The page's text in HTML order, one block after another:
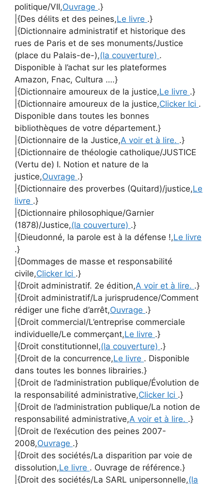
politique/VII,Ouvrage .}
|{Des délits et des peines,Le livre .}
|{Dictionnaire administratif et historique des
rues de Paris et de ses monuments/Justice
(place du Palais-de-),(la couverture) .
Disponible à l’achat sur les plateformes
Amazon, Fnac, Cultura ….}
|{Dictionnaire amoureux de la justice,Le livre .}
|{Dictionnaire amoureux de la justice,Clicker Ici .
Disponible dans toutes les bonnes
bibliothèques de votre département.}
|{Dictionnaire de la Justice,A voir et à lire. .}
|{Dictionnaire de théologie catholique/JUSTICE
(Vertu de) I. Notion et nature de la
justice,Ouvrage .}
|{Dictionnaire des proverbes (Quitard)/justice,Le
livre .}
|{Dictionnaire philosophique/Garnier
(1878)/Justice,(la couverture) .}
|{Dieudonné, la parole est à la défense !,Le livre
.}
|{Dommages de masse et responsabilité
civile,Clicker Ici .}
|{Droit administratif. 2e édition,A voir et à lire. .}
|{Droit administratif/La jurisprudence/Comment
rédiger une fiche d’arrêt,Ouvrage .}
|{Droit commercial/L’entreprise commerciale
individuelle/Le commerçant,Le livre .}
|{Droit constitutionnel,(la couverture) .}
|{Droit de la concurrence,Le livre . Disponible
dans toutes les bonnes librairies.}
|{Droit de l’administration publique/Évolution de
la responsabilité administrative,Clicker Ici .}
|{Droit de l’administration publique/La notion de
responsabilité administrative,A voir et à lire. .}
|{Droit de l’exécution des peines 2007-
2008,Ouvrage .}
|{Droit des sociétés/La disparition par voie de
dissolution,Le livre . Ouvrage de référence.}
|{Droit des sociétés/La SARL unipersonnelle,(la